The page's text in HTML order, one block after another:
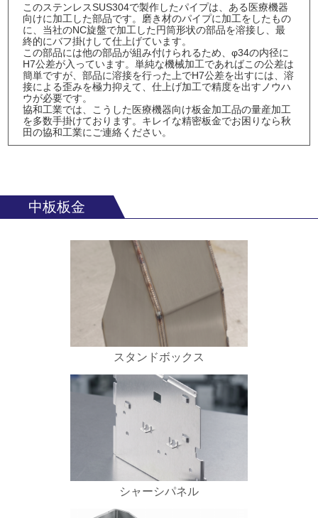
このステンレスSUS304で製作したパイプは、ある医療機器
向けに加工した部品です。磨き材のパイプに加工をしたもの
に、当社のNC旋盤で加工した円筒形状の部品を溶接し、最
終的にバフ掛けして仕上げています。
この部品には他の部品が組み付けられるため、φ34の内径に
H7公差が入っています。単純な機械加工であればこの公差は
簡単ですが、部品に溶接を行った上でH7公差を出すには、溶
接による歪みを極力抑えて、仕上げ加工で精度を出すノウハ
ウが必要です。
協和工業では、こうした医療機器向け板金加工品の量産加工
を多数手掛けております。キレイな精密板金でお困りなら秋
田の協和工業にご連絡ください。
中板板金
スタンドボックス
シャーシパネル